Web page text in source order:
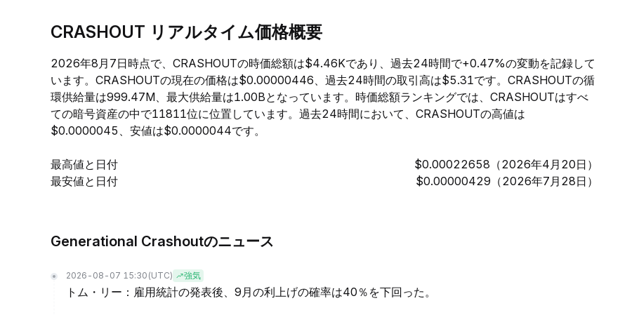
CRASHOUT リアルタイム価格概要
2026年8月7日時点で、CRASHOUTの時価総額は$4.46Kであり、過去24時間で+0.47%の変動を記録して
います。CRASHOUTの現在の価格は$0.00000446、過去24時間の取引高は$5.31です。CRASHOUTの循
環供給量は999.47M、最大供給量は1.00Bとなっています。時価総額ランキングでは、CRASHOUTはすべ
ての暗号資産の中で11811位に位置しています。過去24時間において、CRASHOUTの高値は
$0.0000045、安値は$0.0000044です。
最高値と日付
$0.00022658（2026年4月20日）
最安値と日付
$0.00000429（2026年7月28日）
Generational Crashoutのニュース
2026-08-07 15:30 (UTC) 強気
トム・リー：雇用統計の発表後、9月の利上げの確率は40％を下回った。